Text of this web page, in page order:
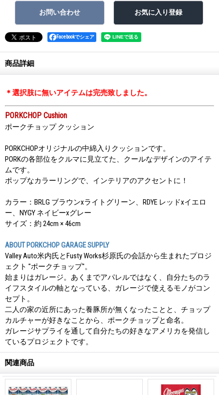
Facebookでシェア
商品詳細
＊選択肢に無いアイテムは完売致しました。
PORKCHOP Cushion
ポークチョップ クッション
PORKCHOPオリジナルの中綿入りクッションです。
PORKの各部位をクルマに見立てた、クールなデザインのアイテ
ムです。
ポップなカラーリングで、インテリアのアクセントに！
カラー：BRLG ブラウンxライトグリーン、RDYE レッドxイエロ
ー、NYGY ネイビーxグレー
サイズ：約 24cm × 46cm
ABOUT PORKCHOP GARAGE SUPPLY
Valley Auto米内氏とFusty Works杉原氏の会話から生まれたプロジ
ェクト "ポークチョップ"。
始まりはガレージ。あくまでアパレルではなく、自分たちのラ
イフスタイルの軸となっている、ガレージで使えるモノがコン
セプト。
二人の家の近所にあった養豚所が無くなったことと、チョップ
カルチャーが好きなことから、ポークチョップと命名。
ガレージサプライを通して自分たちの好きなアメリカを発信し
ているプロジェクトです。
関連商品